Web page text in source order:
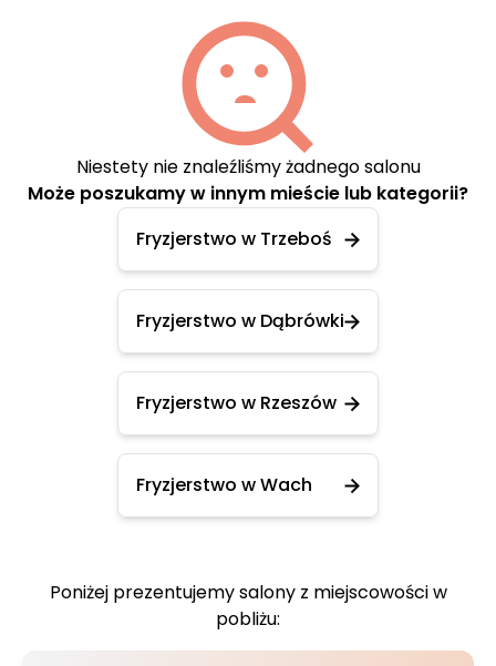
Niestety nie znaleźliśmy żadnego salonu
Może poszukamy w innym mieście lub kategorii?
Fryzjerstwo w Trzeboś
Fryzjerstwo w Dąbrówki
Fryzjerstwo w Rzeszów
Fryzjerstwo w Wach
Poniżej prezentujemy salony z miejscowości w
pobliżu: